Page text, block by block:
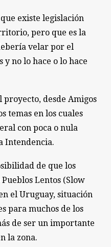
existe legislación
pero que es la
velar por el
no lo hace o lo hace
proyecto, desde Amigos
temas en los cuales
con poca o nula
Intendencia.
de que los
Lentos (Slow
el Uruguay, situación
para muchos de los
de ser un importante
la zona.